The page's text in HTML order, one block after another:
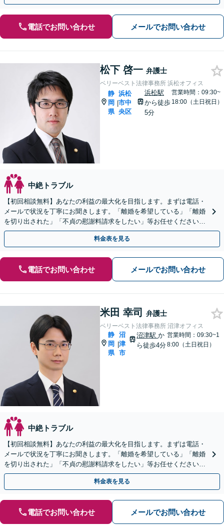
電話でお問い合わせ メールでお問い合わせ
松下 啓一 弁護士
ベリーベスト法律事務所 浜松オフィス
静
岡
県
|
浜松
市中
央区
浜松駅
から徒歩
5分
営業時間：09:30~
18:00（土日祝日）
中絶トラブル
【初回相談無料】あなたの利益の最大化を目指します。まずは電話・
メールで状況を丁寧にお聞きします。「離婚を希望している」「離婚
を切り出された」「不貞の慰謝料請求をしたい」等お任せください。
【リーズナブルな料金設定】
料金表を見る
電話でお問い合わせ メールでお問い合わせ
米田 幸司 弁護士
ベリーベスト法律事務所 沼津オフィス
静
岡
県
|
沼
津
市
沼津駅か
ら徒歩4分
営業時間：09:30~1
8:00（土日祝日）
中絶トラブル
【初回相談無料】あなたの利益の最大化を目指します。まずは電話・
メールで状況を丁寧にお聞きします。「離婚を希望している」「離婚
を切り出された」「不貞の慰謝料請求をしたい」等お任せください。
【リーズナブルな料金設定】
料金表を見る
電話でお問い合わせ メールでお問い合わせ